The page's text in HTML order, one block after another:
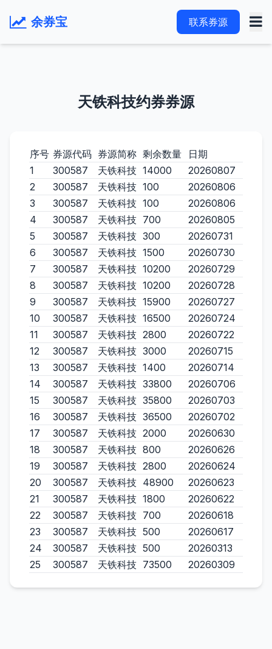
余券宝 联系券源
天铁科技约券券源
序号 券源代码 券源简称 剩余数量
日期
1
300587 天铁科技 14000
20260807
2
300587 天铁科技 100
20260806
3
300587 天铁科技 100
20260806
4
300587 天铁科技 700
20260805
5
300587 天铁科技 300
20260731
6
300587 天铁科技 1500
20260730
7
300587 天铁科技 10200
20260729
8
300587 天铁科技 10200
20260728
9
300587 天铁科技 15900
20260727
10
300587 天铁科技 16500
20260724
11
300587 天铁科技 2800
20260722
12
300587 天铁科技 3000
20260715
13
300587 天铁科技 1400
20260714
14
300587 天铁科技 33800
20260706
15
300587 天铁科技 35800
20260703
16
300587 天铁科技 36500
20260702
17
300587 天铁科技 2000
20260630
18
300587 天铁科技 800
20260626
19
300587 天铁科技 2800
20260624
20
300587 天铁科技 48900
20260623
21
300587 天铁科技 1800
20260622
22
300587 天铁科技 700
20260618
23
300587 天铁科技 500
20260617
24
300587 天铁科技 500
20260313
25
300587 天铁科技 73500 20260309